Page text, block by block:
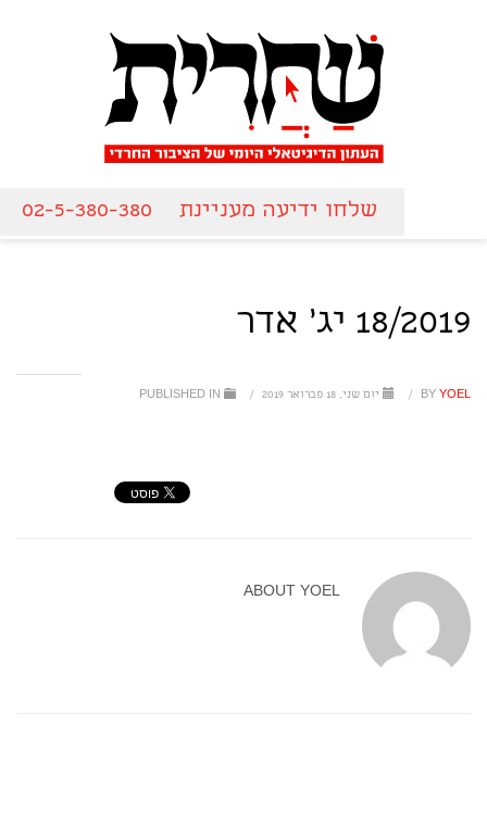
שלחו ידיעה מעניינת 02-5-380-380
18/2019 יג' אדר
BY YOEL
/ יום שני, 18 פברואר 2019 /
ABOUT YOEL